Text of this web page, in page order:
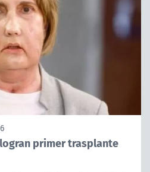
primer trasplante